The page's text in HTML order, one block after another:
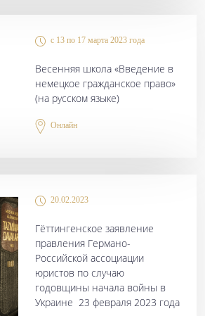
с 13 по 17 марта 2023 года
Весенняя школа «Введение в
немецкое гражданское право»
(на русском языке)
Онлайн
20.02.2023
Гёттингенское заявление
правления Германо-
Российской ассоциации
юристов по случаю
годовщины начала войны в
Украине 23 февраля 2023 года